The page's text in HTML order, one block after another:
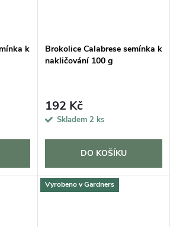
k
Brokolice Calabrese semínka k
nakličování 100 g
192 Kč
Skladem 2 ks
DO KOŠÍKU
Vyrobeno v Gardners